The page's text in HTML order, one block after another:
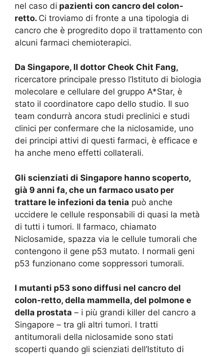
nel caso di pazienti con cancro del colon-
retto. Ci troviamo di fronte a una tipologia di
cancro che è progredito dopo il trattamento con
alcuni farmaci chemioterapici.
Da Singapore, Il dottor Cheok Chit Fang,
ricercatore principale presso l’Istituto di biologia
molecolare e cellulare del gruppo A*Star, è
stato il coordinatore capo dello studio. Il suo
team condurrà ancora studi preclinici e studi
clinici per confermare che la niclosamide, uno
dei principi attivi di questi farmaci, è efficace e
ha anche meno effetti collaterali.
Gli scienziati di Singapore hanno scoperto,
già 9 anni fa, che un farmaco usato per
trattare le infezioni da tenia può anche
uccidere le cellule responsabili di quasi la metà
di tutti i tumori. Il farmaco, chiamato
Niclosamide, spazza via le cellule tumorali che
contengono il gene p53 mutato. I normali geni
p53 funzionano come soppressori tumorali.
I mutanti p53 sono diffusi nel cancro del
colon-retto, della mammella, del polmone e
della prostata – i più grandi killer del cancro a
Singapore – tra gli altri tumori. I tratti
antitumorali della niclosamide sono stati
scoperti quando gli scienziati dell’Istituto di